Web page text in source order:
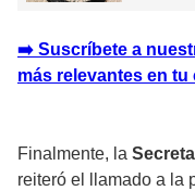
➡️ Suscríbete a
más relevantes en tu
Finalmente, la
reiteró el llamado a la